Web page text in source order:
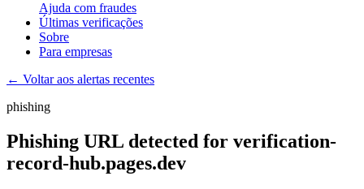
Ajuda com fraudes
Últimas verificações
Sobre
Para empresas
← Voltar aos alertas recentes
phishing
Phishing URL detected for verification-
record-hub.pages.dev